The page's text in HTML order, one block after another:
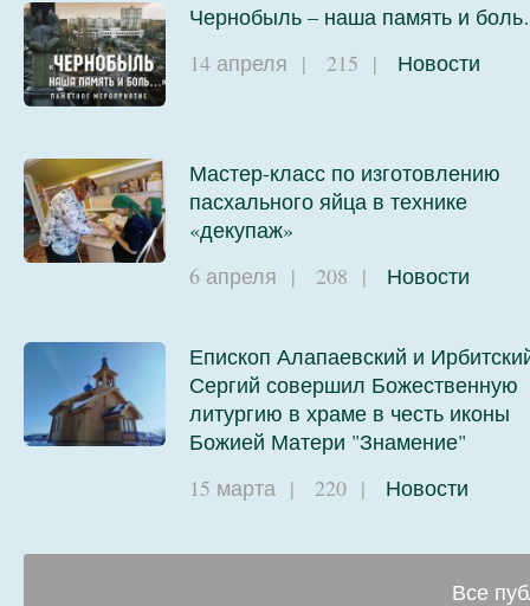
Чернобыль – наша память и
14 апреля | 215 | Новости
Мастер-класс по изготовлению
пасхального яйца в технике
«декупаж»
6 апреля | 208 | Новости
Епископ Алапаевский и
Сергий совершил Божественную
литургию в храме в честь иконы
Божией Матери "Знамение"
15 марта | 220 | Новости
Все